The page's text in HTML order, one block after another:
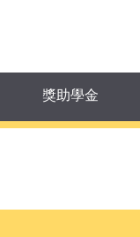
獎助學金